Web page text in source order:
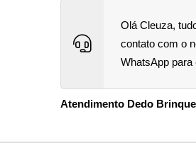
Olá Cleuza,
contato com o
WhatsApp para
Atendimento Dedo